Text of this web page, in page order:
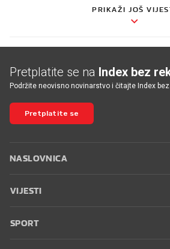
PRIKAŽI JOŠ
Pretplatite se na Index bez
Podržite neovisno novinarstvo i čitajte Index bez
Pretplatite se
NASLOVNICA
VIJESTI
SPORT